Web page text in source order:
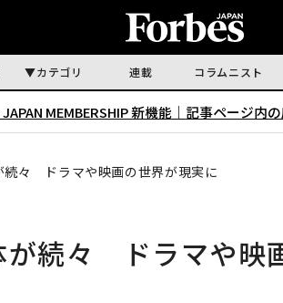
カテゴリ 連載 コラムニスト
MEMBERSHIP 新機能｜ 記事ページ内
続々 ドラマや映画の世界が現実に
が続々 ドラマや映